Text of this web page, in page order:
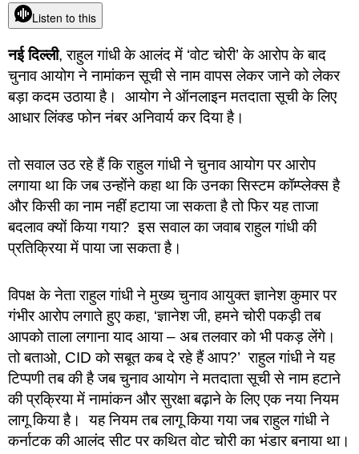
Listen to this
नई दिल्ली, राहुल गांधी के आलंद में ‘वोट चोरी’ के आरोप के बाद
चुनाव आयोग ने नामांकन सूची से नाम वापस लेकर जाने को लेकर
बड़ा कदम उठाया है। आयोग ने ऑनलाइन मतदाता सूची के लिए
आधार लिंक्ड फोन नंबर अनिवार्य कर दिया है।
तो सवाल उठ रहे हैं कि राहुल गांधी ने चुनाव आयोग पर आरोप
लगाया था कि जब उन्होंने कहा था कि उनका सिस्टम कॉम्प्लेक्स है
और किसी का नाम नहीं हटाया जा सकता है तो फिर यह ताजा
बदलाव क्यों किया गया? इस सवाल का जवाब राहुल गांधी की
प्रतिक्रिया में पाया जा सकता है।
विपक्ष के नेता राहुल गांधी ने मुख्य चुनाव आयुक्त ज्ञानेश कुमार पर
गंभीर आरोप लगाते हुए कहा, ‘ज्ञानेश जी, हमने चोरी पकड़ी तब
आपको ताला लगाना याद आया – अब तलवार को भी पकड़ लेंगे।
तो बताओ, CID को सबूत कब दे रहे हैं आप?’ राहुल गांधी ने यह
टिप्पणी तब की है जब चुनाव आयोग ने मतदाता सूची से नाम हटाने
की प्रक्रिया में नामांकन और सुरक्षा बढ़ाने के लिए एक नया नियम
लागू किया है। यह नियम तब लागू किया गया जब राहुल गांधी ने
कर्नाटक की आलंद सीट पर कथित वोट चोरी का भंडार बनाया था।